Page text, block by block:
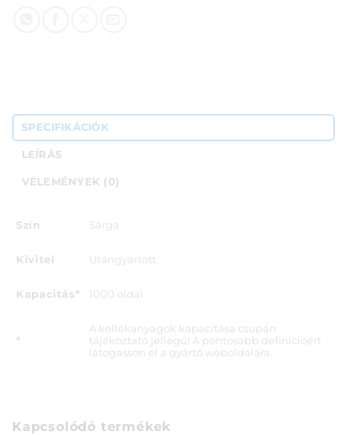
SPECIFIKÁCIÓK
LEÍRÁS
VÉLEMÉNYEK (0)
Szín Sárga
Kivitel Utángyártott
Kapacitás* 1000 oldal
*
A kellékanyagok kapacitása csupán
tájékoztató jellegű! A pontosabb definícióért
látogasson el a gyártó weboldalára.
Kapcsolódó termékek